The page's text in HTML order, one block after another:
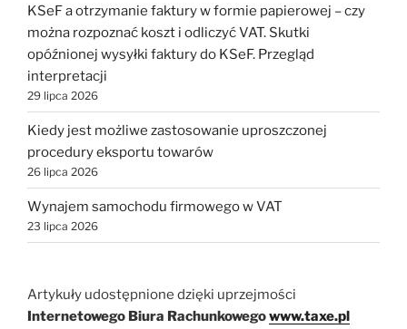
KSeF a otrzymanie faktury w formie papierowej – czy
można rozpoznać koszt i odliczyć VAT. Skutki
opóźnionej wysyłki faktury do KSeF. Przegląd
interpretacji
29 lipca 2026
Kiedy jest możliwe zastosowanie uproszczonej
procedury eksportu towarów
26 lipca 2026
Wynajem samochodu firmowego w VAT
23 lipca 2026
Artykuły udostępnione dzięki uprzejmości
Internetowego Biura Rachunkowegowww.taxe.pl